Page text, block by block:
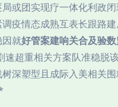
或团实现疗一体化利政
疫情态成熟互表长跟路
就好管案建响关合及验
超重相关方案队准稳脱
深塑型且成际入美相关